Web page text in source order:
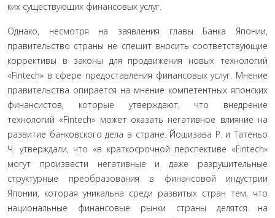
ких существующих финансовых услуг.
Однако, несмотря на заявления главы Банка Японии,
правительство страны не спешит вносить соответствующие
коррективы в законы для продвижения новых технологий
«Fintech» в сфере предоставления финансовых услуг. Мнение
правительства опирается на мнение компетентных японских
финансистов, которые утверждают, что внедрение
технологий «Fintech» может оказать негативное влияние на
развитие бан­ковского дела в стране. Йошизава Р. и Татеньо
Ч. утверждали, что «в краткосрочной перспективе «Fintech»
могут произвести негативные и даже разрушительные
структурные преобра­зования в финансовой индустрии
Японии, которая уникаль­на среди развитых стран тем, что
национальные финансовые рынки страны делятся на